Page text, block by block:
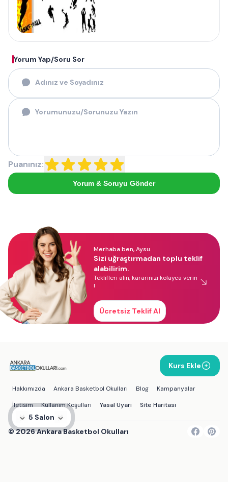
5 Salon
Yorum Yap/Soru Sor
Puanınız:
Yorum & Soruyu Gönder
Merhaba ben, Aysu.
Sizi uğraştırmadan toplu teklif
alabilirim.
Teklifleri alın, kararınızı kolayca verin
!
Ücretsiz Teklif Al
Kurs Ekle
Hakkımızda Ankara Basketbol Okulları Blog
Kampanyalar
İletişim
Kullanım Koşulları Yasal Uyarı Site Haritası
©2026Ankara Basketbol Okulları